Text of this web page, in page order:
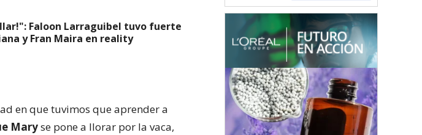
Faloon Larraguibel tuvo fuerte
y Fran Maira en reality
en que tuvimos que aprender a
Maryse pone a llorar por la vaca,